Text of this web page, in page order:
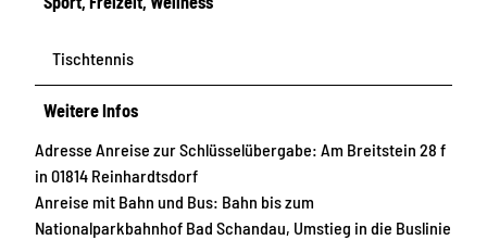
Tischtennis
Weitere Infos
Adresse Anreise zur Schlüsselübergabe: Am Breitstein 28 f
in 01814 Reinhardtsdorf
Anreise mit Bahn und Bus: Bahn bis zum
Nationalparkbahnhof Bad Schandau, Umstieg in die Buslinie